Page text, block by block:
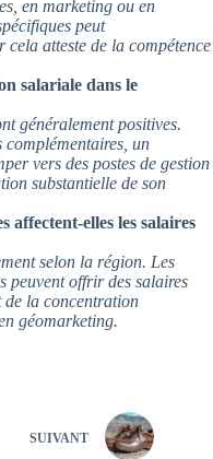
en marketing ou en
peut
atteste de la compétence
salariale dans le
généralement positives.
complémentaires, un
vers des postes de gestion
substantielle de son
affectent-elles les salaires
selon la région. Les
peuvent offrir des salaires
de la concentration
géomarketing.
SUIVANT